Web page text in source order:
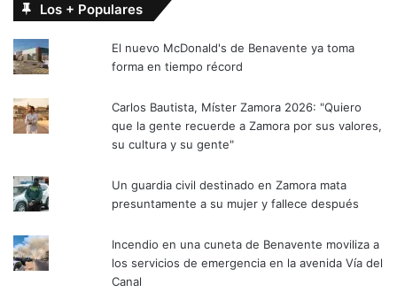
Los + Populares
El nuevo McDonald's de Benavente ya toma
forma en tiempo récord
Carlos Bautista, Míster Zamora 2026: "Quiero
que la gente recuerde a Zamora por sus valores,
su cultura y su gente"
Un guardia civil destinado en Zamora mata
presuntamente a su mujer y fallece después
Incendio en una cuneta de Benavente moviliza a
los servicios de emergencia en la avenida Vía del
Canal